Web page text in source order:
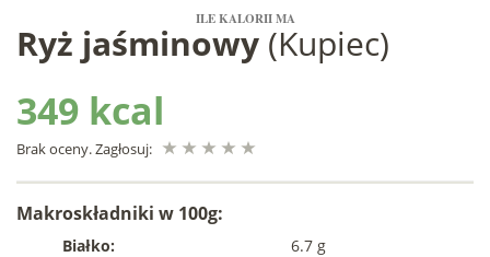
ILE KALORII MA
Ryż jaśminowy (Kupiec)
349 kcal
Brak oceny. Zagłosuj:
Makroskładniki w 100g:
Białko:
6.7 g